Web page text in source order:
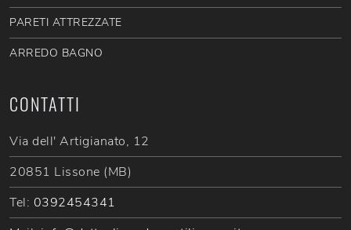
PARETI ATTREZZATE
ARREDO BAGNO
CONTATTI
Via dell' Artigianato, 12
20851 Lissone (MB)
Tel: 0392454341